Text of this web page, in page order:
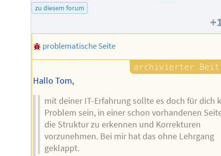
des
zu diesem forum
problematische Seite
Hallo Tom,
mit deiner IT-Erfahrung sollte es doch für dich
Problem sein, in einer schon vorhandenen
die Struktur zu erkennen und Korrekturen
vorzunehmen. Bei mir hat das ohne Lehrgang
geklappt.